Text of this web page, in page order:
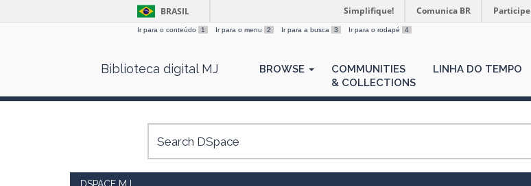
BRASIL Simplifique! Comunica BR Participe
Ir para o conteúdo 1 Ir para o menu 2 Ir para a busca 3 Ir para o rodapé 4
Biblioteca digital MJ BROWSE
COMMUNITIES
& COLLECTIONS
LINHA DO TEMPO